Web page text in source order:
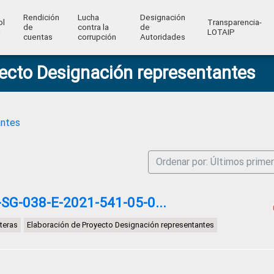
Rendición
de
cuentas
Lucha
contra la
corrupción
Designación
de
Autoridades
Transparencia-
LOTAIP
Designación representantes
Ordenar por: Últimos
SG-038-E-2021-541-05-0...
Elaboración de Proyecto Designación representantes